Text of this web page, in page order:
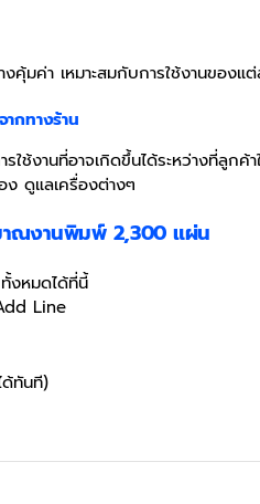
คุ้มค่า เหมาะสมกับการใช้งานของแต่
ากทางร้าน
ใช้งานที่อาจเกิดขึ้นได้ระหว่างที่ลู
ง ดูแลเครื่องต่างๆ
ณงานพิมพ์ 2,300 แผ่น
งหมดได้ที่นี้
Line
ทันที)